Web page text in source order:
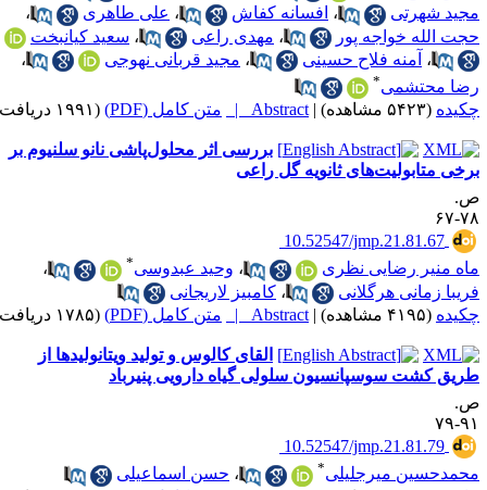
شهرتی
،افسانه کفاش ،علی طاهری
،
الله خواجه پور
،مهدی راعی ،سعید کیان‎بخت
،آمنه فلاح حسینی ،مجید قربانی نهوجی
،
محتشمی
(۵۴۲۳ مشاهده) |
Abstract | متن کامل (PDF) (۱۹۹۱ دریافت)
بررسی اثر محلول‌پاشی نانو سلنیوم بر
متابولیت‌های ثانویه گل راعی
‎ 10.52547/jmp.21.81.67
منیر رضایی نظری
،وحید عبدوسی
،
زمانی هرگلانی
،کامبیز لاریجانی
(۴۱۹۵ مشاهده) |
Abstract | متن کامل (PDF) (۱۷۸۵ دریافت)
القای کالوس و تولید ویتانولیدها از
کشت سوسپانسیون سلولی گیاه دارویی پنیرباد
‎ 10.52547/jmp.21.81.79
میرجلیلی
،حسن اسماعیلی